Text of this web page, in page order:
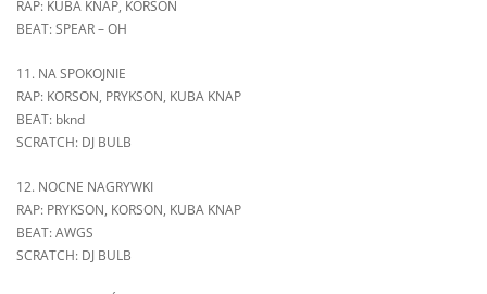
RAP: KUBA KNAP, KORSON
BEAT: SPEAR – OH
11. NA SPOKOJNIE
RAP: KORSON, PRYKSON, KUBA KNAP
BEAT: bknd
SCRATCH: DJ BULB
12. NOCNE NAGRYWKI
RAP: PRYKSON, KORSON, KUBA KNAP
BEAT: AWGS
SCRATCH: DJ BULB